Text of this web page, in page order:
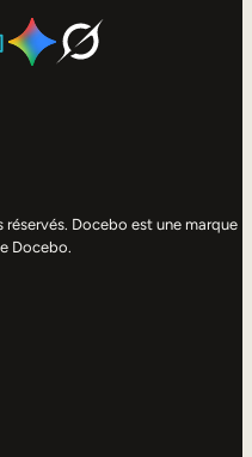
Docebo est une marque
Docebo.